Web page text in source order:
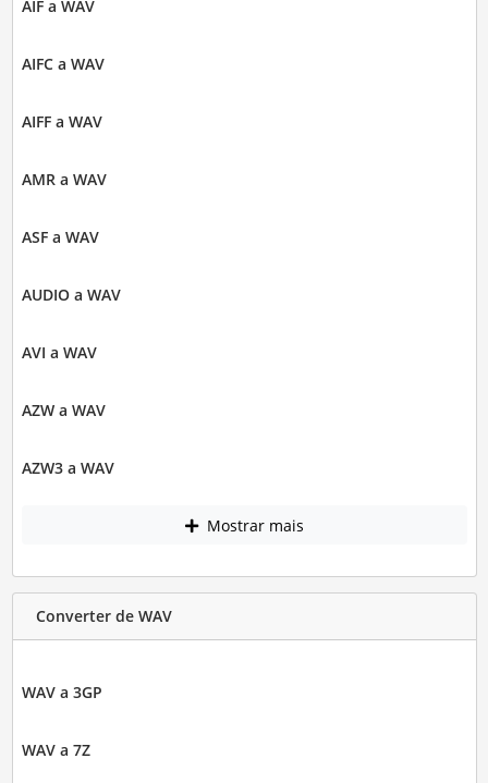
AIF a WAV
AIFC a WAV
AIFF a WAV
AMR a WAV
ASF a WAV
AUDIO a WAV
AVI a WAV
AZW a WAV
AZW3 a WAV
Mostrar mais
Converter de WAV
WAV a 3GP
WAV a 7Z